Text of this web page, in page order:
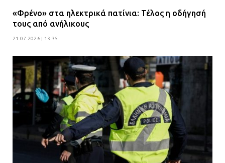
«Φρένο» στα ηλεκτρικά πατίνια: Τέλος η οδήγησή
τους από ανήλικους
21.07.2026 | 13:35